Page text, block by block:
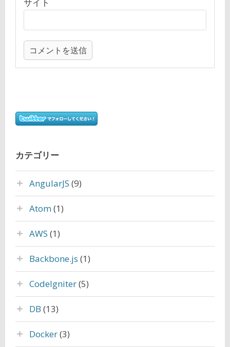
カテゴリー
AngularJS (9)
Atom(1)
AWS (1)
Backbone.js (1)
CodeIgniter(5)
DB (13)
Docker(3)